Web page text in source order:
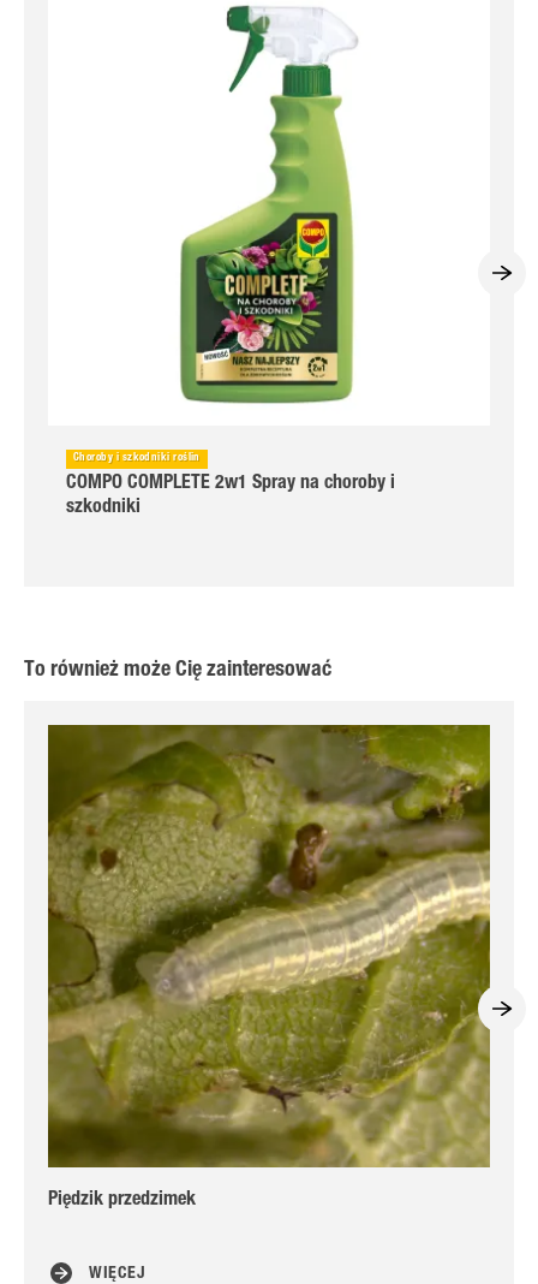
Choroby i szkodniki roślin
COMPO COMPLETE 2w1 Spray na choroby i
szkodniki
To również może Cię zainteresować
Piędzik przedzimek
WIĘCEJ